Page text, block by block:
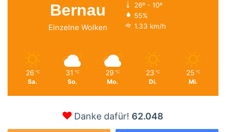
Bernau
Einzelne Wolken
26º - 10º
55%
1.33 km/h
26 ℃
Sa.
31 ℃
So.
29 ℃
Mo.
23 ℃
Di.
25 ℃
Mi.
Danke dafür! 62.048